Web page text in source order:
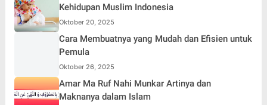
Kehidupan Muslim Indonesia
Oktober 20, 2025
Cara Membuatnya yang Mudah dan Efisien untuk
Pemula
Oktober 26, 2025
Amar Ma Ruf Nahi Munkar Artinya dan
Maknanya dalam Islam